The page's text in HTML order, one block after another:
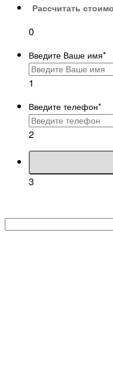
Рассчитать
0
Введите Ваше имя*
1
Введите телефон*
2
3